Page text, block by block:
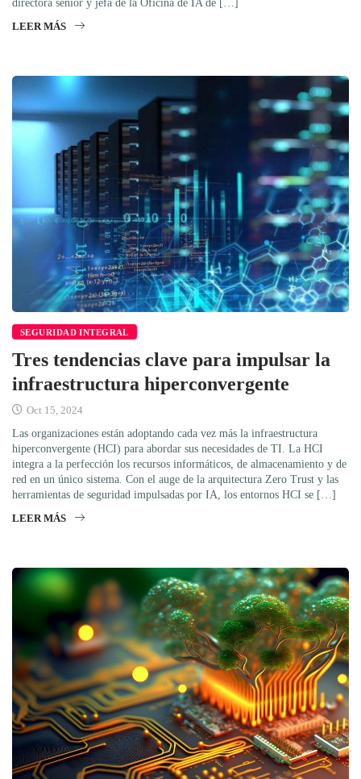
directora senior y jefa de la Oficina de IA de […]
LEER MÁS
SEGURIDAD INTEGRAL
Tres tendencias clave para impulsar la
infraestructura hiperconvergente
Oct 15, 2024
Las organizaciones están adoptando cada vez más la infraestructura
hiperconvergente (HCI) para abordar sus necesidades de TI. La HCI
integra a la perfección los recursos informáticos, de almacenamiento y de
red en un único sistema. Con el auge de la arquitectura Zero Trust y las
herramientas de seguridad impulsadas por IA, los entornos HCI se […]
LEER MÁS